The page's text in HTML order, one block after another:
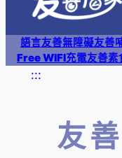
語言友善無障礙友善
Free WIFI充電友善素
:::
友